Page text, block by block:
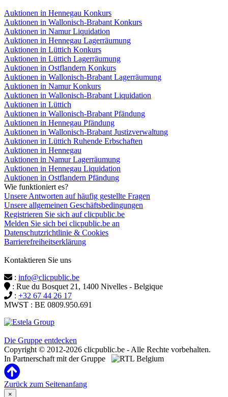
Auktionen in Hennegau Konkurs
Auktionen in Wallonisch-Brabant Konkurs
Auktionen in Namur Liquidation
Auktionen in Hennegau Lagerräumung
Auktionen in Lüttich Konkurs
Auktionen in Lüttich Lagerräumung
Auktionen in Ostflandern Konkurs
Auktionen in Wallonisch-Brabant Lagerräumung
Auktionen in Namur Konkurs
Auktionen in Wallonisch-Brabant Liquidation
Auktionen in Lüttich
Auktionen in Wallonisch-Brabant Pfändung
Auktionen in Hennegau Pfändung
Auktionen in Wallonisch-Brabant Justizverwaltung
Auktionen in Lüttich Ruhende Erbschaften
Auktionen in Hennegau
Auktionen in Namur Lagerräumung
Auktionen in Hennegau Liquidation
Auktionen in Ostflandern Pfändung
Wie funktioniert es?
Unsere Antworten auf häufig gestellte Fragen
Unsere allgemeinen Geschäftsbedingungen
Registrieren Sie sich auf clicpublic.be
Melden Sie sich bei clicpublic.be an
Datenschutzrichtlinie & Cookies
Barrierefreiheitserklärung
Kontaktieren Sie uns
: info@clicpublic.be
: Rue du Bosquet 21, 1400 Nivelles - Belgique
: +32 67 44 26 17
MWST : BE 0809.950.691
Die Gruppe entdecken
Copyright © 2012-2026 clicpublic.be - Alle Rechte vorbehalten.
In Partnerschaft mit der Gruppe
Zurück zum Seitenanfang
×